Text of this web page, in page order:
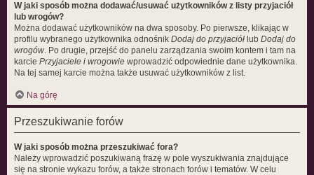
W jaki sposób można dodawać/usuwać użytkowników z listy przyjaciół
lub wrogów?
Można dodawać użytkowników na dwa sposoby. Po pierwsze, klikając w
profilu wybranego użytkownika odnośnik Dodaj do przyjaciół lub Dodaj do
wrogów. Po drugie, przejść do panelu zarządzania swoim kontem i tam na
karcie Przyjaciele i wrogowie wprowadzić odpowiednie dane użytkownika.
Na tej samej karcie można także usuwać użytkowników z list.
Na górę
Przeszukiwanie forów
W jaki sposób można przeszukiwać fora?
Należy wprowadzić poszukiwaną frazę w pole wyszukiwania znajdujące
się na stronie wykazu forów, a także stronach forów i tematów. W celu